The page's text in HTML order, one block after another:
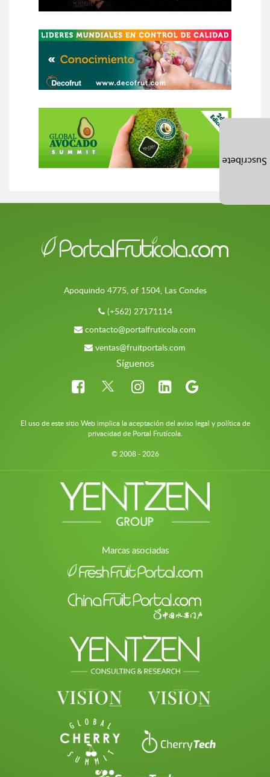
Apoquindo 4775, of 1504, Las Condes
(+562) 27171114
contacto@portalfruticola.com
ventas@fruitportals.com
Síguenos
El uso de este sitio Web implica la aceptación del aviso legal y política de
privacidad de Portal Frutícola.
© 2008 - 2026
Marcas asociadas
Suscríbete